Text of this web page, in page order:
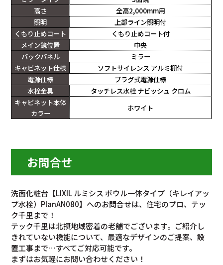
高さ
全高2,000mm用
照明
上部ライン照明付
くもり止めコート
くもり止めコート付
メイン鏡位置
中央
バックパネル
ミラー
キャビネット仕様
ソフトサイレンス アルミ棚付
電源仕様
プラグ式電源仕様
水栓金具
タッチレス水栓 ナビッシュ クロム
キャビネット本体
カラー
ホワイト
お問合せ
洗面化粧台【LIXIL ルミシス ボウル一体タイプ（キレイアッ
プ水栓）PlanAN080】へのお問合せは、住宅のプロ、テッ
ク千里まで！
テック千里は北摂地域密着の老舗でございます。ご紹介し
きれていない機能について、最適なデザインのご提案、設
置工事まで…すべてご対応可能です。
まずはお気軽にお問い合わせください！